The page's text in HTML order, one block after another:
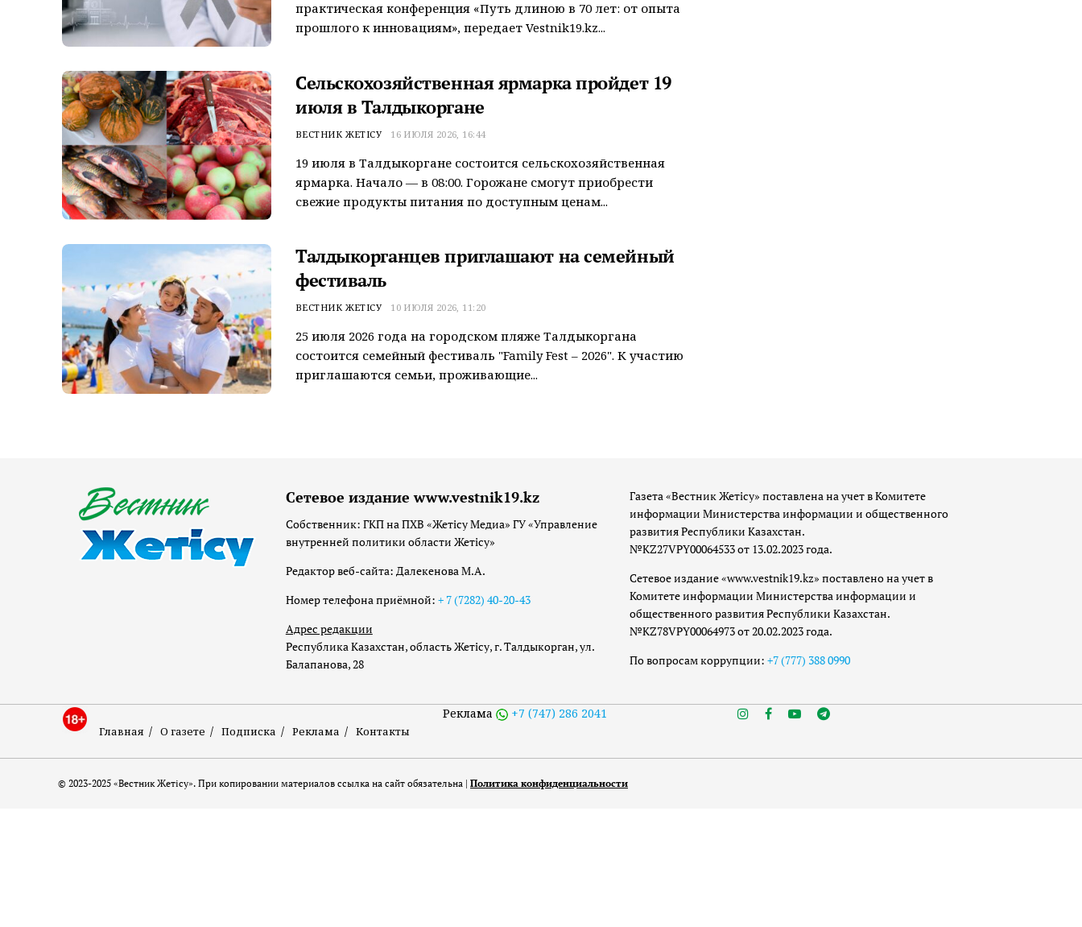
практическая конференция «Путь длиною в 70 лет: от опыта
прошлого к инновациям», передает Vestnik19.kz...
Сельскохозяйственная ярмарка пройдет 19
июля в Талдыкоргане
ВЕСТНИК ЖЕТІСУ 16 ИЮЛЯ 2026, 16:44
19 июля в Талдыкоргане состоится сельскохозяйственная
ярмарка. Начало — в 08:00. Горожане смогут приобрести
свежие продукты питания по доступным ценам...
Талдыкорганцев приглашают на семейный
фестиваль
ВЕСТНИК ЖЕТІСУ 10 ИЮЛЯ 2026, 11:20
25 июля 2026 года на городском пляже Талдыкоргана
состоится семейный фестиваль "Family Fest – 2026". К участию
приглашаются семьи, проживающие...
Сетевое издание www.vestnik19.kz
Собственник: ГКП на ПХВ «Жетісу Медиа» ГУ «Управление
внутренней политики области Жетісу»
Редактор веб-сайта: Далекенова М.А.
Номер телефона приёмной: + 7 (7282) 40-20-43
Адрес редакции
Республика Казахстан, область Жетісу, г. Талдыкорган, ул.
Балапанова, 28
Газета «Вестник Жетісу» поставлена на учет в Комитете
информации Министерства информации и общественного
развития Республики Казахстан.
№KZ27VPY00064533 от 13.02.2023 года.
Сетевое издание «www.vestnik19.kz» поставлено на учет в
Комитете информации Министерства информации и
общественного развития Республики Казахстан.
№KZ78VPY00064973 от 20.02.2023 года.
По вопросам коррупции: +7 (777) 388 0990
Главная О газете Подписка Реклама Контакты
Реклама +7 (747) 286 2041
© 2023-2025 «Вестник Жетісу». При копировании материалов ссылка на сайт обязательна | Политика конфиденциальности